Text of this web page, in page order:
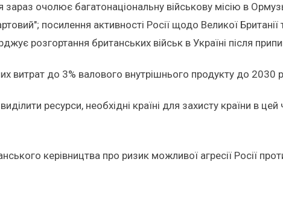
очолює багатонаціональну військову місію в
посилення активності Росії щодо Великої Британії
розгортання британських військ в Україні після
витрат до 3% валового внутрішнього продукту до
ресурси, необхідні країні для захисту країни в
керівництва про ризик можливої агресії Росії